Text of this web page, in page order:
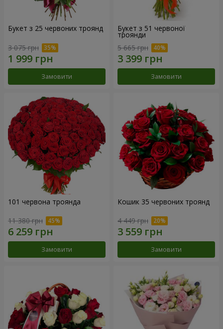
Букет з 25 червоних троянд
3 075 грн
Замовити
Букет з 51 червоної
троянди
5 665 грн
Замовити
101 червона троянда
11 380 грн
Замовити
Кошик 35 червоних троянд
4 449 грн
Замовити